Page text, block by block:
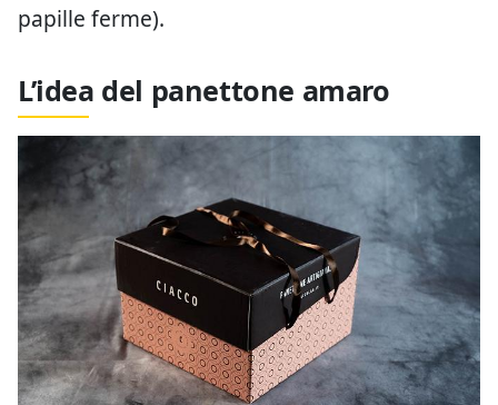
papille ferme).
L’idea del panettone amaro